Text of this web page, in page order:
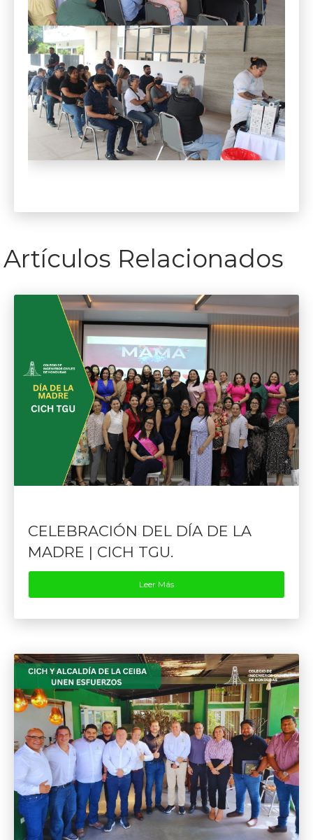
Artículos Relacionados
CELEBRACIÓN DEL DÍA DE LA
MADRE | CICH TGU.
Leer Más